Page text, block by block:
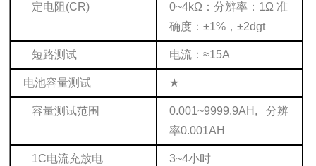
定电阻(CR)
0~4kΩ：分辨率：1Ω 准
确度：±1%，±2dgt
短路测试 电流：≈15A
电池容量测试 ★
容量测试范围
0.001~9999.9AH, 分辨
率0.001AH
1C电流充放电 3~4小时